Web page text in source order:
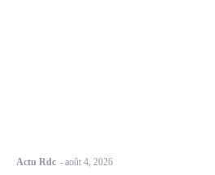
Actu Rdc -août 4, 2026